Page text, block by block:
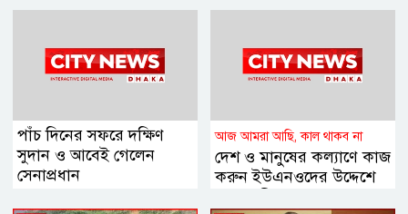
পাঁচ দিনের সফরে দক্ষিণ
সুদান ও আবেই গেলেন
সেনাপ্রধান
আজ আমরা আছি, কাল থাকব না
দেশ ও মানুষের কল্যাণে কাজ
করুন ইউএনওদের উদ্দেশে